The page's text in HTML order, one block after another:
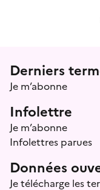
Menu
Derniers
Je m’abonne
Infolettre
Je m’abonne
Infolettres parues
Données
Je télécharge les